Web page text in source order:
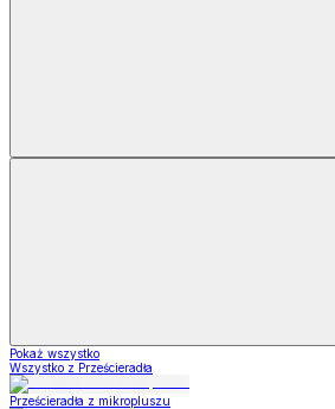
Pokaż wszystko
Wszystko z Prześcieradła
Prześcieradła z mikropluszu